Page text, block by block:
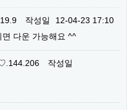
작성일
12-04-23 17:10
다운 가능해요 ^^
작성일